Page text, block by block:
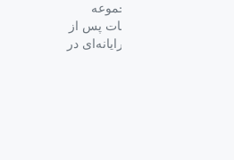
شرکت اسپیرو را در سال 1389 به منظور ارائه مجموعه
توزیع، فروش و خدمات پس از
الکترونیک و رایانه‌ای در